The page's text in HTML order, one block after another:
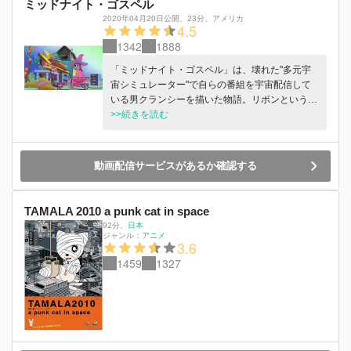
ミッドナイト・ゴスペル
2020年04月20日公開 23分 アメリカ
4.5
1342 1888
「ミッドナイト・ゴスペル」は、壊れた"多元宇
宙シミュレーター"で自らの番組を宇宙配信して
いる男クランシーを描いた物語。リボンという場
所にある住み慣れた仮想世界農場を飛び出して、
ーするために旅立ちます。制作は、ペンデルト
ン・ウォード (「アドベンチャー・タイム」) とダ
ンカン・トラッセル (ポッドキャスト「Duncan
Trussell Family Hour (原題)」)。アニメーション
>>続きを読む
動画配信サービスがあるか確認する
TAMALA 2010 a punk cat in space
92分
日本
ジャンル： アニメ
3.6
1459 1327